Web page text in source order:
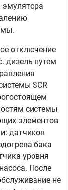
эмулятора
отключение
дизель путем
SCR
системы
элементов
датчиков
бака
уровня
После
не